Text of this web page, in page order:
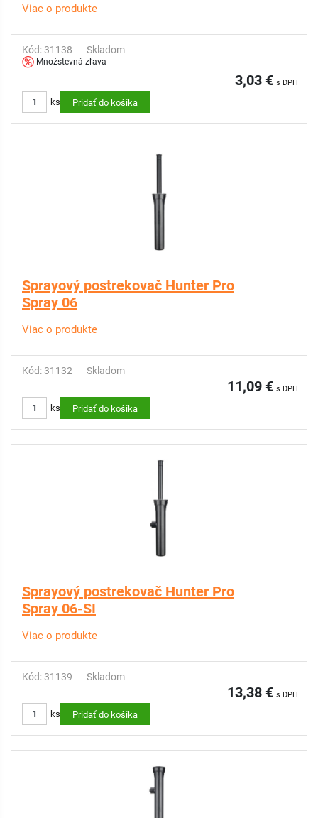
Viac o produkte
Kód: 31138 Skladom
Množstevná zľava
3,03 € s DPH
ks Pridať do košíka
Sprayový postrekovač Hunter Pro
Spray 06
Viac o produkte
Kód: 31132 Skladom
11,09 € s DPH
ks Pridať do košíka
Sprayový postrekovač Hunter Pro
Spray 06-SI
Viac o produkte
Kód: 31139 Skladom
13,38 € s DPH
ks Pridať do košíka